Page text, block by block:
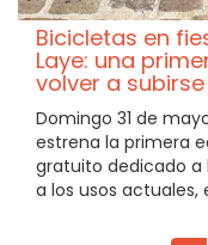
Bicicletas en
Laye: una
volver a
Domingo 31 de
estrena la primera
gratuito dedicado a
a los usos actuales,